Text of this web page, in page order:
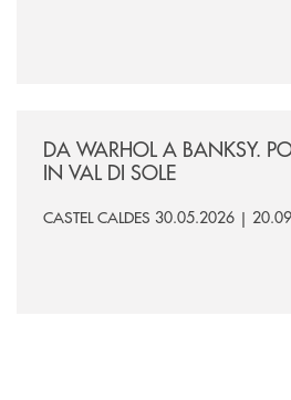
DA WARHOL A BANKSY.
IN VAL DI SOLE
CASTEL CALDES 30.05.2026 |